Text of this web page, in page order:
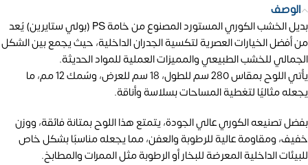
الوصف
بديل الخشب الكوري المستورد المصنوع من خامة PS (بولي ستايرين) يُعد
من أفضل الخيارات العصرية لتكسية الجدران الداخلية، حيث يجمع بين الشكل
الجمالي للخشب الطبيعي والمميزات العملية للمواد الحديثة.
يأتي اللوح بمقاس 280 سم للطول، 18 سم للعرض، وسُمك 12 مم، ما
يجعله مثاليًا لتغطية المساحات بسلاسة وأناقة.
بفضل تصنيعه الكوري عالي الجودة، يتمتع هذا اللوح بمتانة فائقة، ووزن
خفيف، ومقاومة عالية للرطوبة والعفن، مما يجعله مناسبًا بشكل خاص
للبيئات الداخلية المعرضة للبخار أو الرطوبة مثل الممرات والمطابخ.